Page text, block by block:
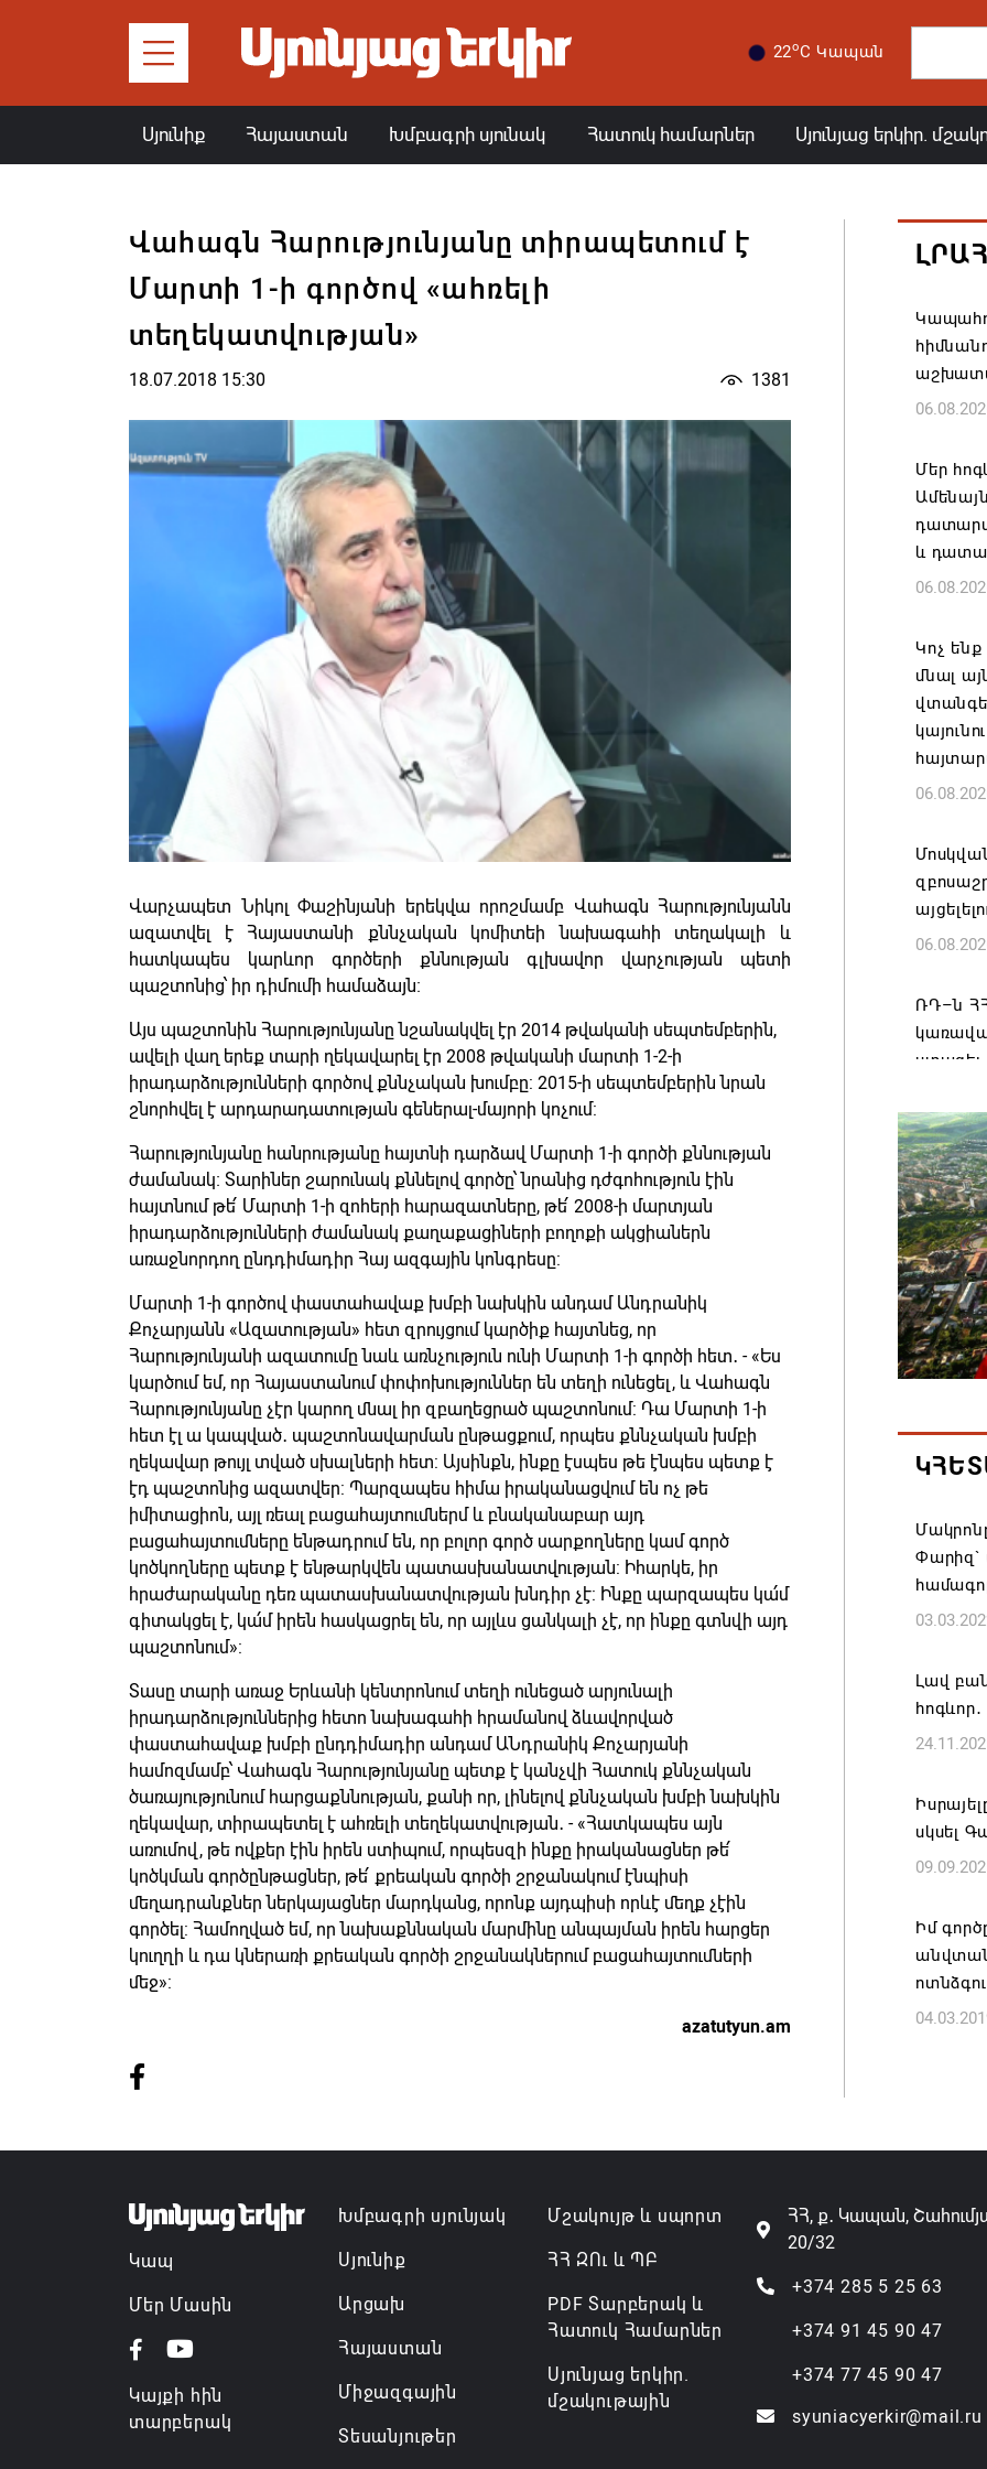
22oC Կապան
Սյունիք Հայաստան Խմբագրի սյունակ Հատուկ համարներ Սյունյաց երկիր.
Վահագն Հարությունյանը տիրապետում է
Մարտի 1-ի գործով «ահռելի
տեղեկատվության»
18.07.2018 15:30 1381
Վարչապետ Նիկոլ Փաշինյանի երեկվա որոշմամբ Վահագն Հարությունյանն
ազատվել է Հայաստանի քննչական կոմիտեի նախագահի տեղակալի և
հատկապես կարևոր գործերի քննության գլխավոր վարչության պետի
պաշտոնից՝ իր դիմումի համաձայն։
Այս պաշտոնին Հարությունյանը նշանակվել էր 2014 թվականի սեպտեմբերին,
ավելի վաղ երեք տարի ղեկավարել էր 2008 թվականի մարտի 1-2-ի
իրադարձությունների գործով քննչական խումբը: 2015-ի սեպտեմբերին նրան
շնորհվել է արդարադատության գեներալ-մայորի կոչում:
Հարությունյանը հանրությանը հայտնի դարձավ Մարտի 1-ի գործի քննության
ժամանակ։ Տարիներ շարունակ քննելով գործը՝ նրանից դժգոհություն էին
հայտնում թե՛ Մարտի 1-ի զոհերի հարազատները, թե՛ 2008-ի մարտյան
իրադարձությունների ժամանակ քաղաքացիների բողոքի ակցիաներն
առաջնորդող ընդդիմադիր Հայ ազգային կոնգրեսը:
Մարտի 1-ի գործով փաստահավաք խմբի նախկին անդամ Անդրանիկ
Քոչարյանն «Ազատության» հետ զրույցում կարծիք հայտնեց, որ
Հարությունյանի ազատումը նաև առնչություն ունի Մարտի 1-ի գործի հետ․ - «Ես
կարծում եմ, որ Հայաստանում փոփոխություններ են տեղի ունեցել, և Վահագն
Հարությունյանը չէր կարող մնալ իր զբաղեցրած պաշտոնում: Դա Մարտի 1-ի
հետ էլ ա կապված․ պաշտոնավարման ընթացքում, որպես քննչական խմբի
ղեկավար թույլ տված սխալների հետ: Այսինքն, ինքը էսպես թե էնպես պետք է
էդ պաշտոնից ազատվեր: Պարզապես հիմա իրականացվում են ոչ թե
իմիտացիոն, այլ ռեալ բացահայտումներմ և բնականաբար այդ
բացահայտումները ենթադրում են, որ բոլոր գործ սարքողները կամ գործ
կոծկողները պետք է ենթարկվեն պատասխանատվության: Իհարկե, իր
հրաժարականը դեռ պատասխանատվության խնդիր չէ: Ինքը պարզապես կա՛մ
գիտակցել է, կա՛մ իրեն հասկացրել են, որ այլևս ցանկալի չէ, որ ինքը գտնվի այդ
պաշտոնում»:
Տասը տարի առաջ Երևանի կենտրոնում տեղի ունեցած արյունալի
իրադարձություններից հետո նախագահի հրամանով ձևավորված
փաստահավաք խմբի ընդդիմադիր անդամ ԱՆդրանիկ Քոչարյանի
համոզմամբ՝ Վահագն Հարությունյանը պետք է կանչվի Հատուկ քննչական
ծառայությունում հարցաքննության, քանի որ, լինելով քննչական խմբի նախկին
ղեկավար, տիրապետել է ահռելի տեղեկատվության․ - «Հատկապես այն
առումով, թե ովքեր էին իրեն ստիպում, որպեսզի ինքը իրականացներ թե՛
կոծկման գործընթացներ, թե՛ քրեական գործի շրջանակում էնպիսի
մեղադրանքներ ներկայացներ մարդկանց, որոնք այդպիսի որևէ մեղք չէին
գործել: Համողված եմ, որ նախաքննական մարմինը անպայման իրեն հարցեր
կուղղի և դա կներառի քրեական գործի շրջանակներում բացահայտումների
մեջ»:
azatutyun.am
Մեր
և
Կոչ
մնալ
ՌԴ–ն
ստացել.
Հայոց
է թե՛
Փարիզ`
Լավ
հոգևոր․
սկսել
Իմ
Կապ
Մեր Մասին
Կայքի հին
տարբերակ
Խմբագրի սյունյակ
Սյունիք
Արցախ
Հայաստան
Միջազգային
Տեսանյութեր
Մշակույթ և սպորտ
ՀՀ ԶՈւ և ՊԲ
PDF Տարբերակ և
Հատուկ Համարներ
Սյունյաց երկիր.
մշակութային
ՀՀ, ք․ Կապան,
20/32
+374 285 5 25 63
+374 91 45 90 47
+374 77 45 90 47
syuniacyerkir@mail.ru